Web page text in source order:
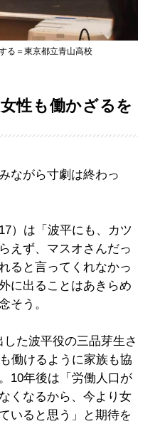
る＝東京都立青山高校
性も働かざるを
ながら寸劇は終わっ
）は「波平にも、カツ
えず、マスオさんだっ
ると言ってくれなかっ
に出ることはあきらめ
そう。
た波平役の三品芽生さ
働けるように家族も協
10年後は「労働人口が
くなるから、今より女
いると思う」と期待を